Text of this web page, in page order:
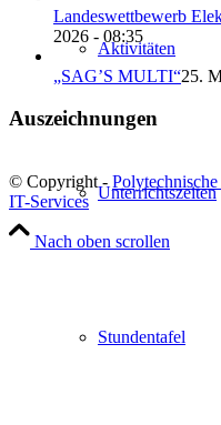
Aktivitäten
Unterrichtszeiten
Stundentafel
Landeswettbewerb
2026 - 08:35
„SAG’S MULTI“25.
Auszeichnungen
© Copyright -
IT-Services
Nach oben scrollen